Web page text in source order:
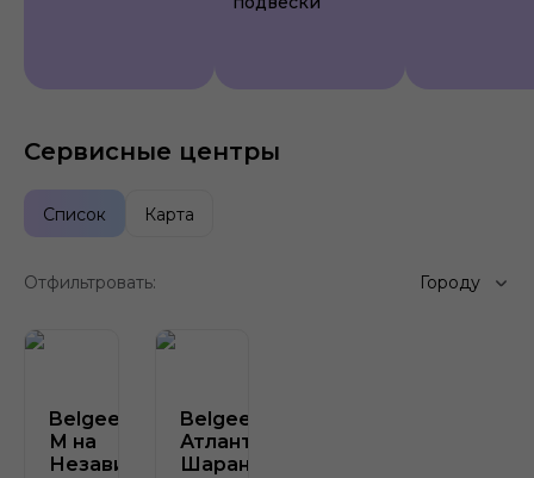
Сервисные центры
Список Карта
Отфильтровать: Городу
Belgee Атлант-
М на
Независимости
Belgee
Атлант-М на
Шаранговича